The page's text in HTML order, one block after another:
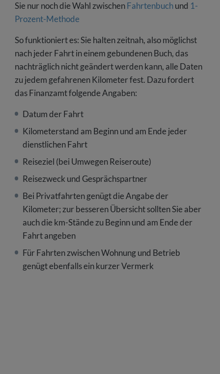
Sie nur noch die Wahl zwischenFahrtenbuchund 1-
Prozent-Methode
So funktioniert es: Sie halten zeitnah, also möglichst
nach jeder Fahrt in einem gebundenen Buch, das
nachträglich nicht geändert werden kann, alle Daten
zu jedem gefahrenen Kilometer fest. Dazu fordert
das Finanzamt folgende Angaben:
Datum der Fahrt
Kilometerstand am Beginn und am Ende jeder
dienstlichen Fahrt
Reiseziel (bei Umwegen Reiseroute)
Reisezweck und Gesprächspartner
Bei Privatfahrten genügt die Angabe der
Kilometer; zur besseren Übersicht sollten Sie aber
auch die km-Stände zu Beginn und am Ende der
Fahrt angeben
Für Fahrten zwischen Wohnung und Betrieb
genügt ebenfalls ein kurzer Vermerk